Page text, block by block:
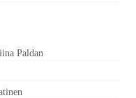
Paldan